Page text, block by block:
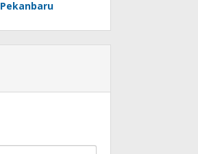
Pekanbaru